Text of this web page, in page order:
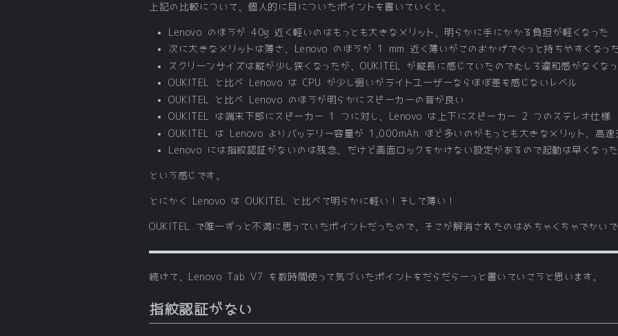
上記の比較について、個人的に目についたポイントを書いていくと。
Lenovo のほうが 40g 近く軽いのはもっとも大きなメリット、明らかに手にかかる負担が軽くなった
次に大きなメリットは薄さ、Lenovo のほうが 1 mm 近く薄いがこのおかげでぐっと持ちやすくなっ
スクリーンサイズは縦が少し狭くなったが、OUKITEL が縦長に感じていたのでむしろ違和感がなくな
OUKITEL と比べ Lenovo は CPU が少し弱いがライトユーザーならほぼ差を感じないレベル
OUKITEL と比べ Lenovo のほうが明らかにスピーカーの音が良い
OUKITEL は端末下部にスピーカー 1 つに対し、Lenovo は上下にスピーカー 2 つのステレオ仕様
OUKITEL は Lenovo よりバッテリー容量が 1,000mAh ほど多いのがもっとも大きなメリット、高速
Lenovo には指紋認証がないのは残念、だけど画面ロックをかけない設定があるので起動は早くなった
という感じです。
とにかく Lenovo は OUKITEL と比べて明らかに軽い！そして薄い！
OUKITEL で唯一ずっと不満に思っていたポイントだったので、そこが解消されたのはめちゃくちゃでかいで
続けて、Lenovo Tab V7 を数時間使って気づいたポイントをだらだらーっと書いていこうと思います。
指紋認証がない